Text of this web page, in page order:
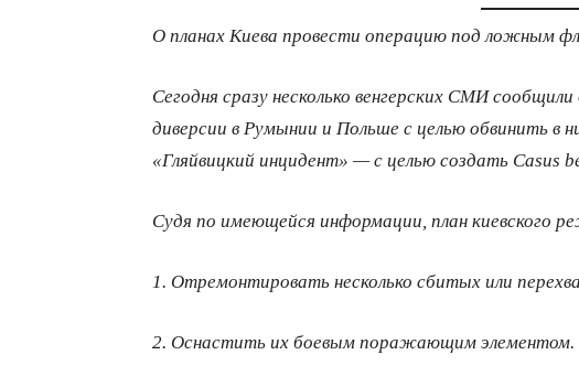
О планах Киева провести операцию под ложным
Сегодня сразу несколько венгерских СМИ
диверсии в Румынии и Польше с целью обвинить в
«Гляйвицкий инцидент» — с целью создать Casus
Судя по имеющейся информации, план киевского
1. Отремонтировать несколько сбитых или
2. Оснастить их боевым поражающим элементом.